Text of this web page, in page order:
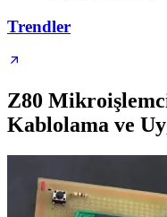
Trendler
Z80
Kablolama ve